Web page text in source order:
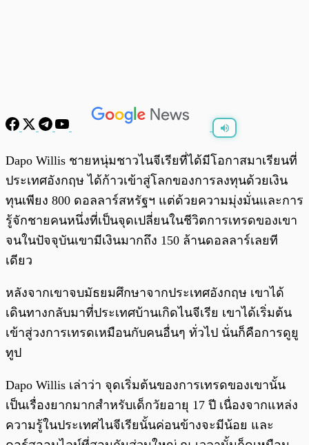
0:00
Dapo Willis ชายหนุ่มชาวไนจีเรียที่ได้มีโอกาสมาเรียนที่
ประเทศอังกฤษ ได้ก้าวเข้าสู่โลกของการลงทุนด้วยเงิน
ทุนเพียง 800 ดอลลาร์สหรัฐฯ แต่ด้วยความมุ่งมั่นและการ
รู้จักชายคนหนึ่งที่เป็นจุดเปลี่ยนในชีวิตการเทรดของเขา
จนในปัจจุบันเขามีเงินมากถึง 150 ล้านดอลลาร์เลยที
เดียว
หลังจากเขาจบมัธยมศึกษาจากประเทศอังกฤษ เขาได้
เดินทางกลับมาที่ประเทศบ้านเกิดไนจีเรีย เขาได้เริ่มต้น
เข้าสู่วงการเทรดเหมือนกับคนอื่นๆ ทั่วไป นั่นก็คือการดูยู
ทูป
Dapo Willis เล่าว่า จุดเริ่มต้นของการเทรดของเขานั้น
เป็นเรื่องยากมากสำหรับเด็กวัยอายุ 17 ปี เนื่องจากแหล่ง
ความรู้ในประเทศไนจีเรียนั้นค่อนข้างจะมีน้อย และ